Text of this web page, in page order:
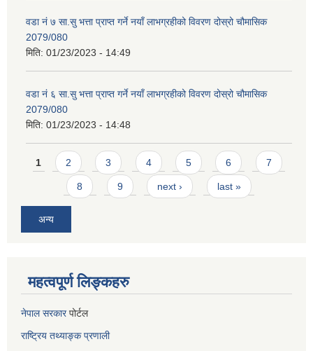
वडा नं ७ सा.सु भत्ता प्राप्त गर्ने नयाँ लाभग्रहीको विवरण दोस्रो चौमासिक
2079/080
मिति: 01/23/2023 - 14:49
वडा नं ६ सा.सु भत्ता प्राप्त गर्ने नयाँ लाभग्रहीको विवरण दोस्रो चौमासिक
2079/080
मिति: 01/23/2023 - 14:48
Pages
1 2 3 4 5 6 7
8 9 next › last »
अन्य
महत्वपूर्ण लिङ्कहरु
नेपाल सरकारपोर्टल
राष्ट्रिय तथ्याङ्क प्रणाली